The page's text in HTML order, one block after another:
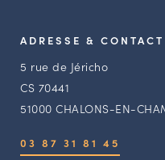
ADRESSE & CONTACT
5 rue de Jéricho
CS 70441
51000 CHALONS-EN-
03 87 31 81 45